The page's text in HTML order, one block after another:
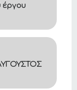
έργου